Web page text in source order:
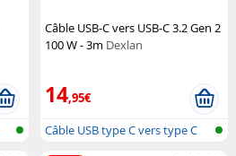
Câble USB-C vers USB-C 3.2 Gen 2
100 W - 3m Dexlan
14,95€
Câble USB type C vers type C